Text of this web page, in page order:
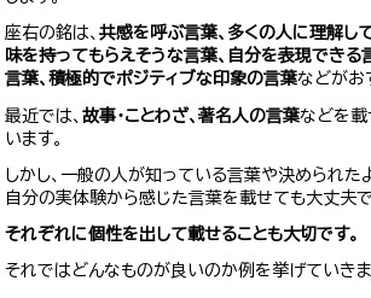
座右の銘は、共感を呼ぶ言葉、多くの人に理解し
味を持ってもらえそうな言葉、自分を表現できる
言葉、積極的でポジティブな印象の言葉などがお
最近では、故事・ことわざ、著名人の言葉などを載
います。
しかし、一般の人が知っている言葉や決められた
自分の実体験から感じた言葉を載せても大丈夫で
それぞれに個性を出して載せることも大切です。
それではどんなものが良いのか例を挙げていきま